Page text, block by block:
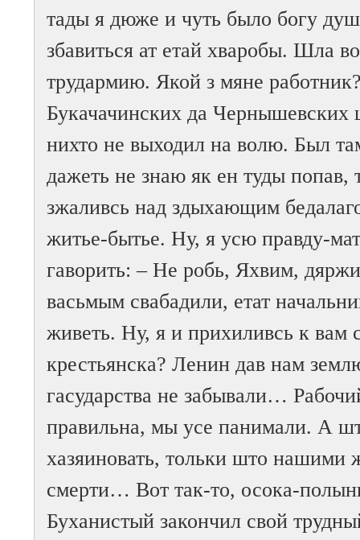
тады я дюже и чуть было богу
збавиться ат етай хваробы. Шла
трудармию. Якой з мяне
Букачачинских да Чернышевских
нихто не выходил на волю. Был
дажеть не знаю як ен туды
зжаливсь над здыхающим
житье-бытье. Ну, я усю правду-
гаворить: – Не робь, Яхвим,
васьмым свабадили, етат
живеть. Ну, я и прихиливсь к
крестьянска? Ленин дав нам
гасударства не забывали…
правильна, мы усе панимали. А
хазяиновать, тольки што
смерти… Вот так-то, осока-
Буханистый закончил свой